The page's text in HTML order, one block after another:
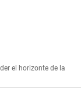
el horizonte de la